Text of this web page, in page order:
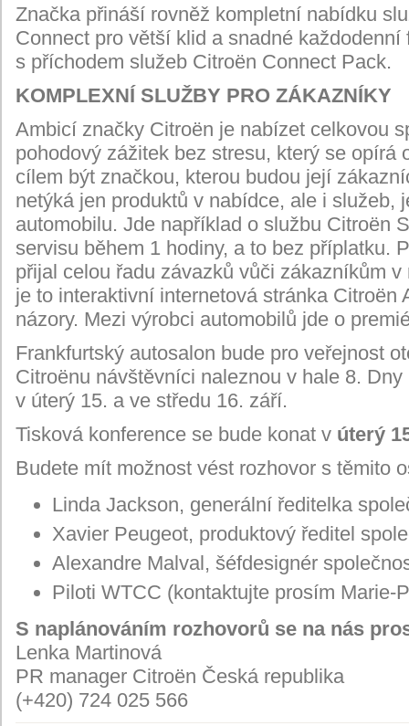
Značka přináší rovněž kompletní nabídku
Connect pro větší klid a snadné
s příchodem služeb Citroën Connect Pack.
KOMPLEXNÍ SLUŽBY PRO ZÁKAZNÍKY
Ambicí značky Citroën je nabízet celkovou
pohodový zážitek bez stresu, který se opírá
cílem být značkou, kterou budou její
netýká jen produktů v nabídce, ale i služeb,
automobilu. Jde například o službu Citroën
servisu během 1 hodiny, a to bez příplatku.
přijal celou řadu závazků vůči zákazníkům
je to interaktivní internetová stránka
názory. Mezi výrobci automobilů jde o
Frankfurtský autosalon bude pro veřejnost
Citroënu návštěvníci naleznou v hale 8.
v úterý 15. a ve středu 16. září.
Tisková konference se bude konat v úterý
Budete mít možnost vést rozhovor s těmito
Linda Jackson, generální ředitelka
Xavier Peugeot, produktový ředitel
Alexandre Malval, šéfdesignér
Piloti WTCC (kontaktujte prosím Marie-
S naplánováním rozhovorů se na nás
Lenka Martinová
PR manager Citroën Česká republika
(+420) 724 025 566